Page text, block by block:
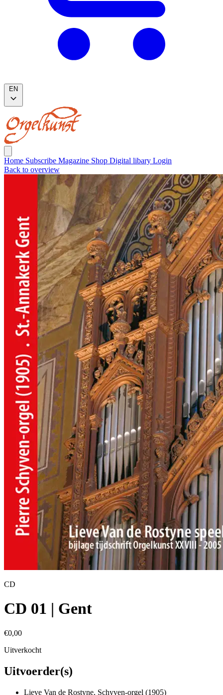
Home Subscribe Magazine Shop Digital libary Login
Back to overview
CD
CD 01 | Gent
€0,00
Uitverkocht
Uitvoerder(s)
Lieve Van de Rostyne, Schyven-orgel (1905)